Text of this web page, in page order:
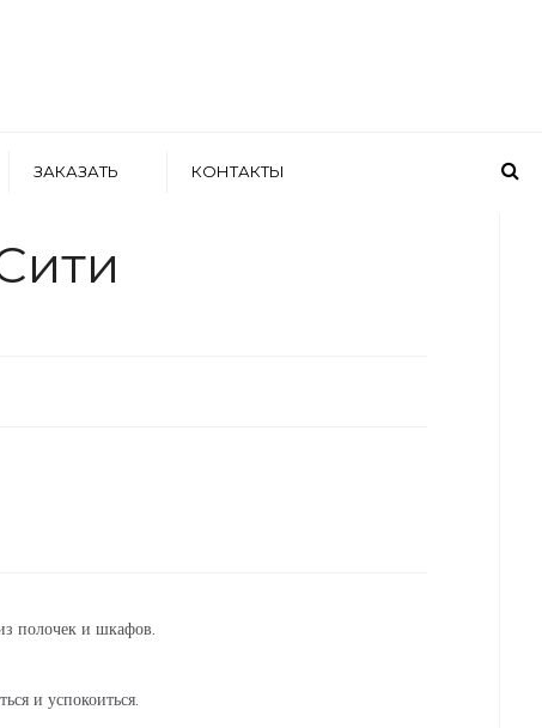
ЗАКАЗАТЬ КОНТАКТЫ
полочек и шкафов.
и успокоиться.